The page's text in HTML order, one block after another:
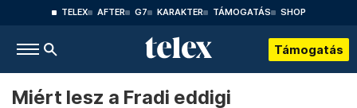
TELEX AFTER G7 KARAKTER TÁMOGATÁS SHOP
Támogatás
Miért lesz a Fradi eddigi